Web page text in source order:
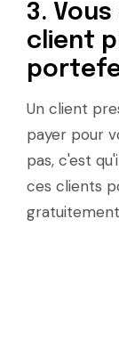
3.
client
Un client
payer pour
pas, c'est
ces clients